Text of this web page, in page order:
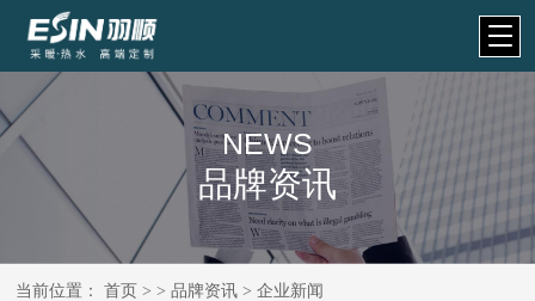
NEWS
品牌资讯
当前位置：首页 > >品牌资讯 >企业新闻